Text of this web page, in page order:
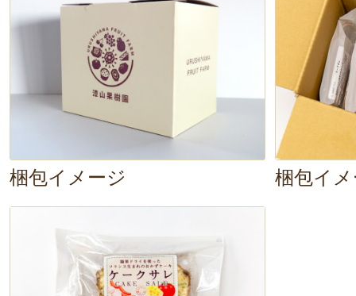
コクが重なって、
ワインのお供に
保存ができるので、急な来客の際
うですね。
梱包イメージ 梱包イ